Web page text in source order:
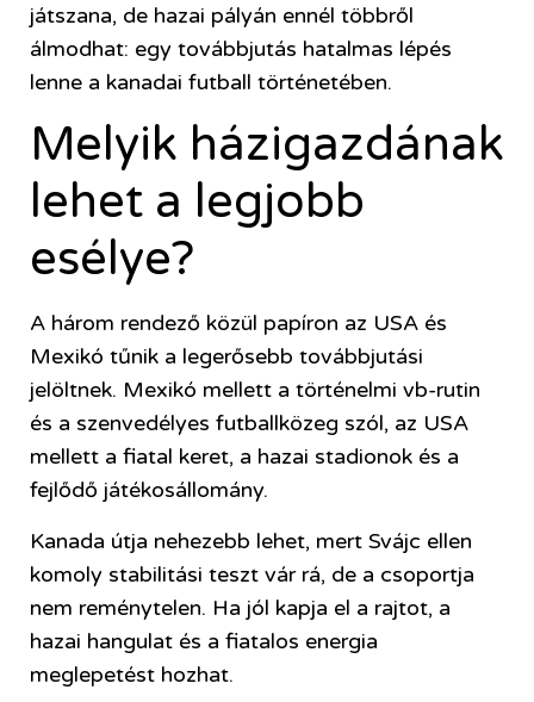
játszana, de hazai pályán ennél többről
álmodhat: egy továbbjutás hatalmas lépés
lenne a kanadai futball történetében.
Melyik házigazdának
lehet a legjobb
esélye?
A három rendező közül papíron az USA és
Mexikó tűnik a legerősebb továbbjutási
jelöltnek. Mexikó mellett a történelmi vb-rutin
és a szenvedélyes futballközeg szól, az USA
mellett a fiatal keret, a hazai stadionok és a
fejlődő játékosállomány.
Kanada útja nehezebb lehet, mert Svájc ellen
komoly stabilitási teszt vár rá, de a csoportja
nem reménytelen. Ha jól kapja el a rajtot, a
hazai hangulat és a fiatalos energia
meglepetést hozhat.